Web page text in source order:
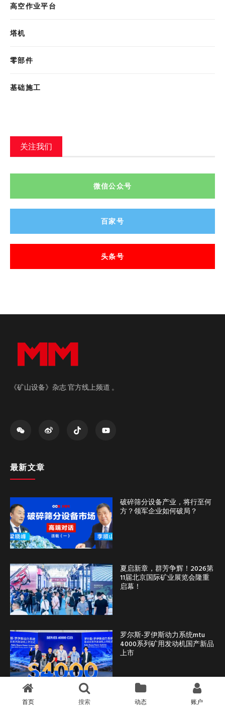
高空作业平台
塔机
零部件
基础施工
关注我们
微信公众号
百家号
头条号
《矿山设备》杂志 官方线上频道 。
最新文章
破碎筛分设备产业，将行至何
方？领军企业如何破局？
夏启新章，群芳争辉！2026第
11届北京国际矿业展览会隆重
启幕！
罗尔斯-罗伊斯动力系统mtu
4000系列矿用发动机国产新品
上市
文章分类
首页 搜索 动态 账户